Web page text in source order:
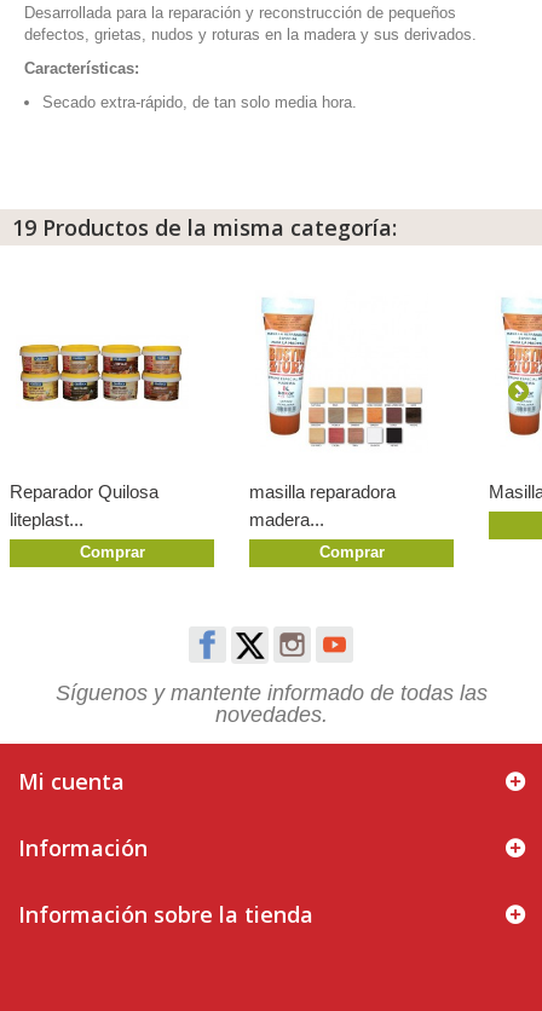
Desarrollada para la reparación y reconstrucción de pequeños
defectos, grietas, nudos y roturas en la madera y sus derivados.
Características:
Secado extra-rápido, de tan solo media hora.
19 Productos de la misma categoría:
Reparador Quilosa
liteplast...
Comprar
masilla reparadora
madera...
Comprar
Síguenos y mantente informado de todas las
novedades.
Mi cuenta
Información
Información sobre la tienda